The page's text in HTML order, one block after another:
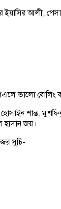
ইয়াসির আলী,
ভালো বোলিং
শান্ত,
জয়।
সূচি-